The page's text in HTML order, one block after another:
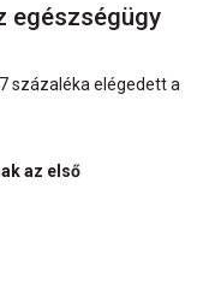
egészségügy
százaléka elégedett a
az első